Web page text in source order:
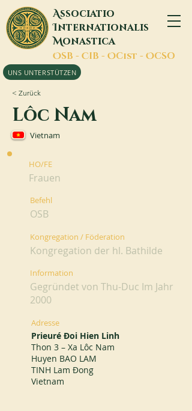
Associatio
Internationalis
Monastica
OSB - CIB - OCist - OCSO
UNS UNTERSTÜTZEN
< Zurück
Lôc Nam
Vietnam
HO/FE
Frauen
Befehl
OSB
Kongregation / Föderation
Kongregation der hl. Bathilde
Information
Gegründet von Thu-Duc Im Jahr
2000
Adresse
Prieuré Đoi Hien Linh
Thon 3 – Xa Lôc Nam
Huyen BAO LAM
TINH Lam Đong
Vietnam